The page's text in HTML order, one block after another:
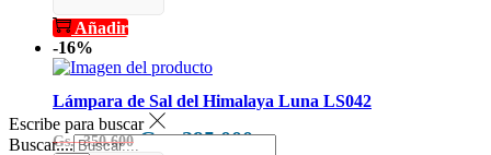
Gs.
286.850.
Sal
del
Himalaya
Huevo
LS026
cantidad
Añadir
-16%
Lámpara de Sal del Himalaya Luna LS042
Gs.350.600 El
Gs.295.000El
Escribe para buscar
Buscar....